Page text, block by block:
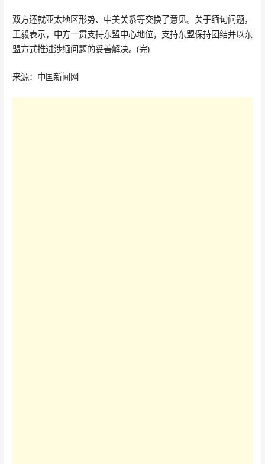
双方还就亚太地区形势、中美关系等交换了意见。关于缅甸问题，
王毅表示，中方一贯支持东盟中心地位，支持东盟保持团结并以东
盟方式推进涉缅问题的妥善解决。(完)
来源：中国新闻网